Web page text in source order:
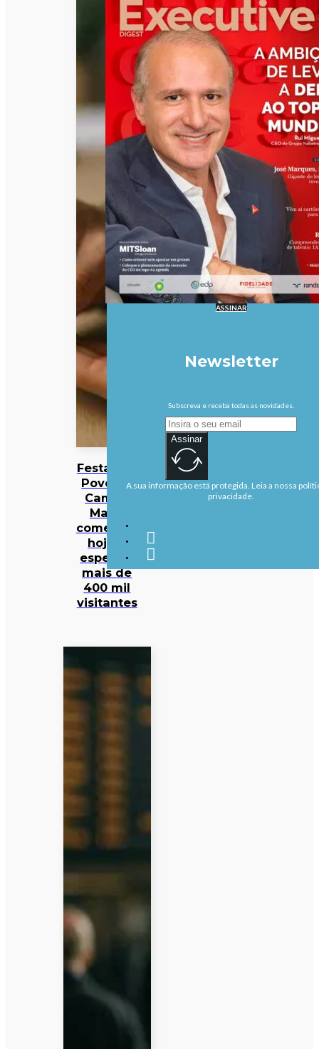
Festas do
Povo de
Campo
Maior
começam
hoje e
esperam
mais de
400 mil
visitantes
ASSINAR
Newsletter
Subscreva e receba todas as novidades.
Assinar
A sua informação está protegida. Leia a nossa
privacidade.